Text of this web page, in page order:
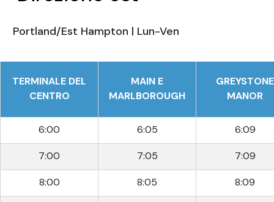
Portland/Est Hampton | Lun-Ven
TERMINALE DEL
CENTRO
MAIN E
MARLBOROUGH
GREYSTONE
MANOR
6:00 6:05 6:09
7:00 7:05 7:09
8:00 8:05 8:09